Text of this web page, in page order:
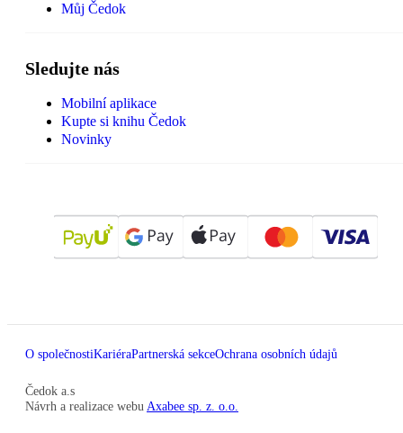
Můj Čedok
Sledujte nás
Mobilní aplikace
Kupte si knihu Čedok
Novinky
O společnostiKariéraPartnerská sekceOchrana osobních údajů
Čedok a.s
Návrh a realizace webu Axabee sp. z. o.o.